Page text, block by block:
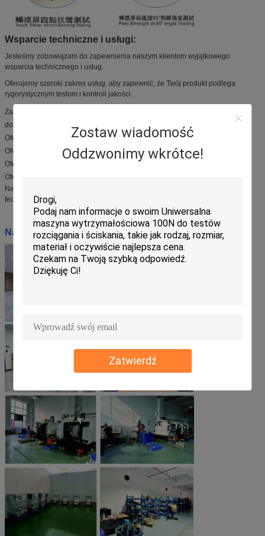
Zostaw wiadomość
Oddzwonimy wkrótce!
Zatwierdź
Wsparcie techniczne i usługi:
Jesteśmy zobowiązani do zapewnienia naszym klientom wyjątkowego
wsparcia technicznego i usług.
Oferujemy szeroki zakres usług, aby zapewnić, że Twój produkt podlega
rygorystycznym testom i kontroli jakości.
Zapewniamy doradztwo i pomoc techniczną, od wstępnego zapytania do
dostawy produktu.
Oferujemy różnorodne usługi dostosowane do Twoich potrzeb.
Oferujemy usługi instalacji i konfiguracji.
Oferujemy usługi szkoleniowe i konserwacyjne.
Oferujemy części zamienne i materiały zużywcze.
Nasz zespół specjalistów dąży do zapewnienia najwyższej jakości wsparcia
technicznego i usług dla naszych maszyn testowych.
Nasz warsztat: